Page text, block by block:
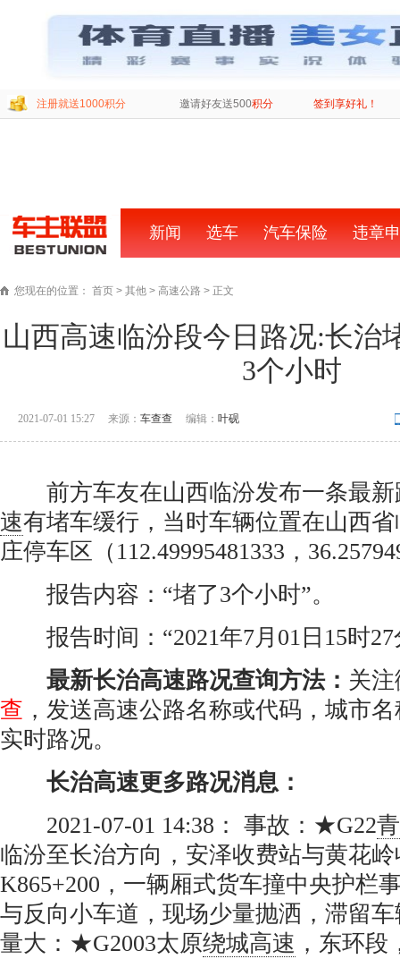
注册就送1000积分 邀请好友送500积分 签到享好礼！
页
新闻 选车 汽车保险 违章
您现在的位置： 首页 > 其他 > 高速公路 > 正文
山西高速临汾段今日路况:长治
3个小时
2021-07-01 15:27 来源： 车查查 编辑： 叶砚
前方车友在山西临汾发布一条最新
速有堵车缓行，当时车辆位置在山西
庄停车区（112.49995481333，
报告内容：“堵了3个小时”。
报告时间：“2021年7月01日15时27
最新长治高速路况查询方法： 关
查 ，发送高速公路名称或代码，城市
实时路况。
长治高速更多路况消息：
2021-07-01 14:38： 事故：★G22
临汾至长治方向，安泽收费站与黄花
K865+200，一辆厢式货车撞中央护栏
与反向小车道，现场少量抛洒，滞留
量大：★G2003太原绕城高速 ，东环